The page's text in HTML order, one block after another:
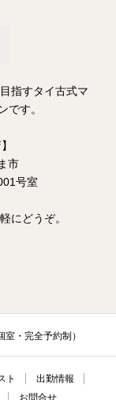
指すタイ古式マ
です。
市
号室
にどうぞ。
・完全予約制）
ト
出勤情報
お問合せ